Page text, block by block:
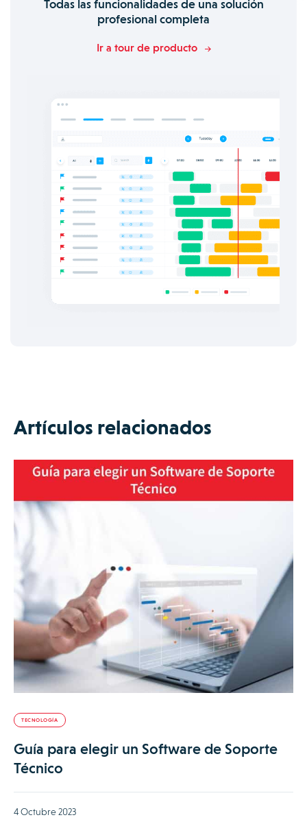
Todas las funcionalidades de una solución
profesional completa
Ir a tour de producto
Artículos relacionados
TECNOLOGÍA
Guía para elegir un Software de Soporte
Técnico
4 Octubre 2023